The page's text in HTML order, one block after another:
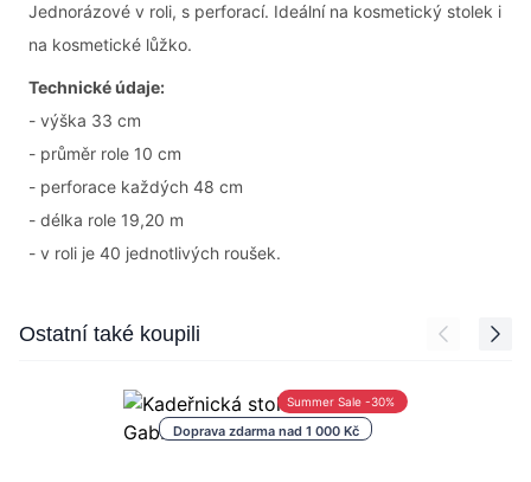
Jednorázové v roli, s perforací. Ideální na kosmetický stolek i
na kosmetické lůžko.
Technické údaje:
- výška 33 cm
- průměr role 10 cm
- perforace každých 48 cm
- délka role 19,20 m
- v roli je 40 jednotlivých roušek.
Press to skip carousel
Ostatní také koupili
Doprava zdarma nad 1 000 Kč
Summer Sale -30%